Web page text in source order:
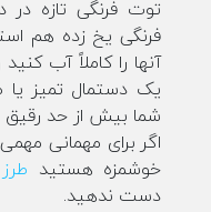
توت فرنگی تازه در
فرنگی یخ زده هم
آنها را کاملاً آب
یک دستمال تمیز
شما بیش از حد رقیق
اگر برای مهمانی
خوشمزه هستید
دست ندهید.